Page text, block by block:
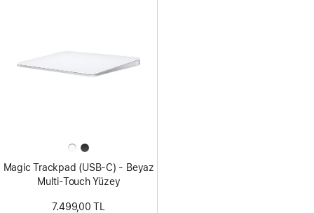
Magic Trackpad (USB‑C) - Beyaz
Multi-Touch Yüzey
7.499,00 TL